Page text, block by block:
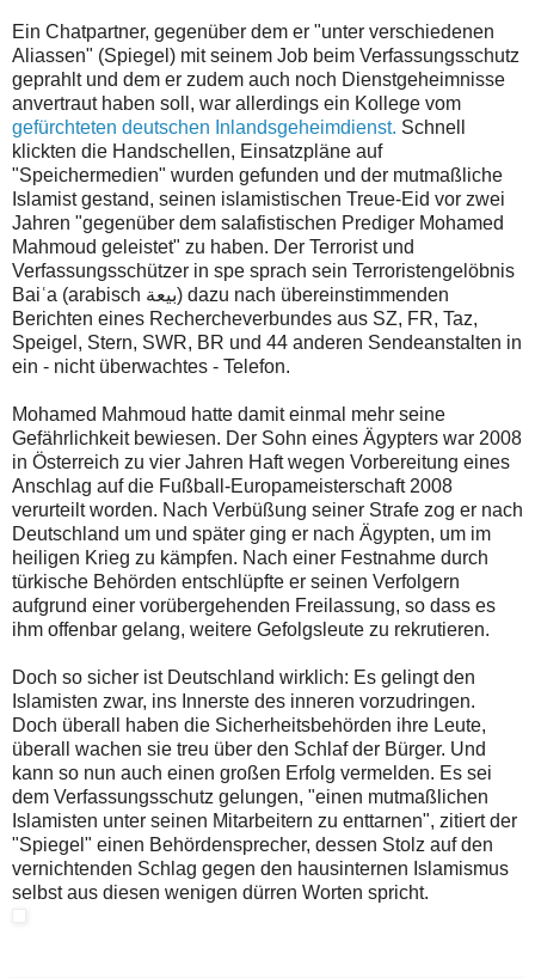
Ein Chatpartner, gegenüber dem er "unter verschiedenen
Aliassen" (Spiegel) mit seinem Job beim Verfassungsschutz
geprahlt und dem er zudem auch noch Dienstgeheimnisse
anvertraut haben soll, war allerdings ein Kollege vom
gefürchteten deutschen Inlandsgeheimdienst. Schnell
klickten die Handschellen, Einsatzpläne auf
"Speichermedien" wurden gefunden und der mutmaßliche
Islamist gestand, seinen islamistischen Treue-Eid vor zwei
Jahren "gegenüber dem salafistischen Prediger Mohamed
Mahmoud geleistet" zu haben. Der Terrorist und
Verfassungsschützer in spe sprach sein Terroristengelöbnis
Baiʿa (arabisch بيعة) dazu nach übereinstimmenden
Berichten eines Rechercheverbundes aus SZ, FR, Taz,
Speigel, Stern, SWR, BR und 44 anderen Sendeanstalten in
ein - nicht überwachtes - Telefon.
Mohamed Mahmoud hatte damit einmal mehr seine
Gefährlichkeit bewiesen. Der Sohn eines Ägypters war 2008
in Österreich zu vier Jahren Haft wegen Vorbereitung eines
Anschlag auf die Fußball-Europameisterschaft 2008
verurteilt worden. Nach Verbüßung seiner Strafe zog er nach
Deutschland um und später ging er nach Ägypten, um im
heiligen Krieg zu kämpfen. Nach einer Festnahme durch
türkische Behörden entschlüpfte er seinen Verfolgern
aufgrund einer vorübergehenden Freilassung, so dass es
ihm offenbar gelang, weitere Gefolgsleute zu rekrutieren.
Doch so sicher ist Deutschland wirklich: Es gelingt den
Islamisten zwar, ins Innerste des inneren vorzudringen.
Doch überall haben die Sicherheitsbehörden ihre Leute,
überall wachen sie treu über den Schlaf der Bürger. Und
kann so nun auch einen großen Erfolg vermelden. Es sei
dem Verfassungsschutz gelungen, "einen mutmaßlichen
Islamisten unter seinen Mitarbeitern zu enttarnen", zitiert der
"Spiegel" einen Behördensprecher, dessen Stolz auf den
vernichtenden Schlag gegen den hausinternen Islamismus
selbst aus diesen wenigen dürren Worten spricht.